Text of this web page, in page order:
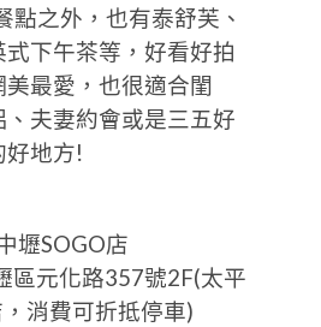
點之外，也有泰舒芙、
下午茶等，好看好拍
最愛，也很適合閨
夫妻約會或是三五好
好地方!
壢SOGO店
區元化路357號2F(太平
消費可折抵停車)